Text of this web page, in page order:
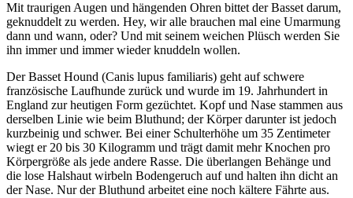
Mit traurigen Augen und hängenden Ohren bittet der Basset darum,
geknuddelt zu werden. Hey, wir alle brauchen mal eine Umarmung
dann und wann, oder? Und mit seinem weichen Plüsch werden Sie
ihn immer und immer wieder knuddeln wollen.
Der Basset Hound (Canis lupus familiaris) geht auf schwere
französische Laufhunde zurück und wurde im 19. Jahrhundert in
England zur heutigen Form gezüchtet. Kopf und Nase stammen aus
derselben Linie wie beim Bluthund; der Körper darunter ist jedoch
kurzbeinig und schwer. Bei einer Schulterhöhe um 35 Zentimeter
wiegt er 20 bis 30 Kilogramm und trägt damit mehr Knochen pro
Körpergröße als jede andere Rasse. Die überlangen Behänge und
die lose Halshaut wirbeln Bodengeruch auf und halten ihn dicht an
der Nase. Nur der Bluthund arbeitet eine noch kältere Fährte aus.